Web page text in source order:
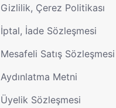
Gizlilik, Çerez Politikası
İptal, İade Sözleşmesi
Mesafeli Satış Sözleşmesi
Aydınlatma Metni
Üyelik Sözleşmesi